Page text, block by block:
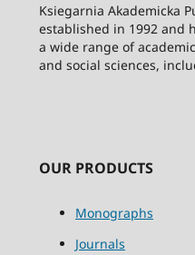
Ksiegarnia Akademicka
established in 1992 and
a wide range of
and social sciences,
OUR PRODUCTS
Monographs
Journals